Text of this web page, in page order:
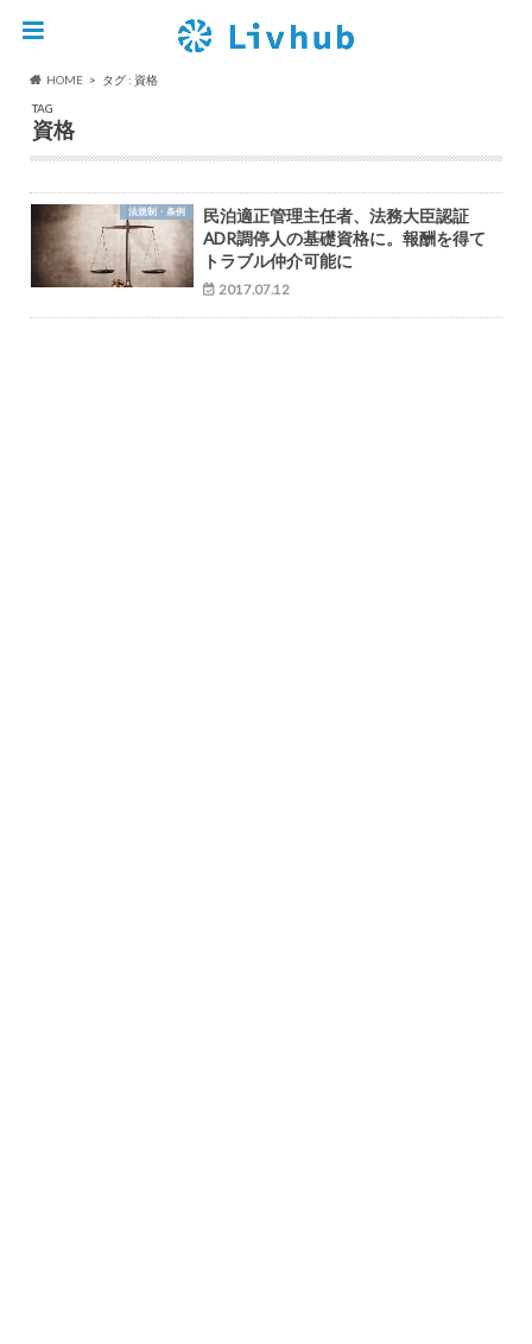
HOME
タグ : 資格
TAG
資格
法規制・条例
民泊適正管理主任者、法務大臣認証
ADR調停人の基礎資格に。報酬を得て
トラブル仲介可能に
2017.07.12